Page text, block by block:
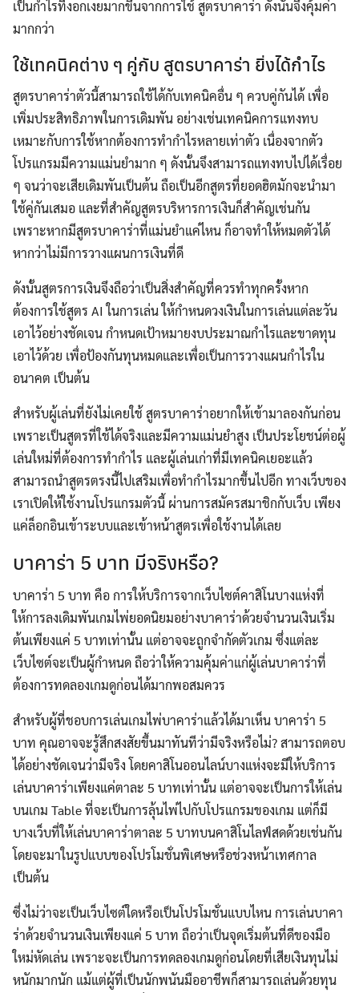
เป็นกำไรที่งอกเงยมากขึ้นจากการใช้ สูตรบาคาร่า ดังนั้นจึงคุ้มค่า
มากกว่า
ใช้เทคนิคต่าง ๆ คู่กับ สูตรบาคาร่า ยิ่งได้กำไร
สูตรบาคาร่าตัวนี้สามารถใช้ได้กับเทคนิคอื่น ๆ ควบคู่กันได้ เพื่อ
เพิ่มประสิทธิภาพในการเดิมพัน อย่างเช่นเทคนิคการแทงทบ
เหมาะกับการใช้หากต้องการทำกำไรหลายเท่าตัว เนื่องจากตัว
โปรแกรมมีความแม่นยำมาก ๆ ดังนั้นจึงสามารถแทงทบไปได้เรื่อย
ๆ จนว่าจะเสียเดิมพันเป็นต้น ถือเป็นอีกสูตรที่ยอดฮิตมักจะนำมา
ใช้คู่กันเสมอ และที่สำคัญสูตรบริหารการเงินก็สำคัญเช่นกัน
เพราะหากมีสูตรบาคาร่าที่แม่นยำแค่ไหน ก็อาจทำให้หมดตัวได้
หากว่าไม่มีการวางแผนการเงินที่ดี
ดังนั้นสูตรการเงินจึงถือว่าเป็นสิ่งสำคัญที่ควรทำทุกครั้งหาก
ต้องการใช้สูตร AI ในการเล่น ให้กำหนดวงเงินในการเล่นแต่ละวัน
เอาไว้อย่างชัดเจน กำหนดเป้าหมายงบประมาณกำไรและขาดทุน
เอาไว้ด้วย เพื่อป้องกันทุนหมดและเพื่อเป็นการวางแผนกำไรใน
อนาคต เป็นต้น
สำหรับผู้เล่นที่ยังไม่เคยใช้ สูตรบาคาร่าอยากให้เข้ามาลองกันก่อน
เพราะเป็นสูตรที่ใช้ได้จริงและมีความแม่นยำสูง เป็นประโยชน์ต่อผู้
เล่นใหม่ที่ต้องการทำกำไร และผู้เล่นเก่าที่มีเทคนิคเยอะแล้ว
สามารถนำสูตรตรงนี้ไปเสริมเพื่อทำกำไรมากขึ้นไปอีก ทางเว็บของ
เราเปิดให้ใช้งานโปรแกรมตัวนี้ ผ่านการสมัครสมาชิกกับเว็บ เพียง
แค่ล็อกอินเข้าระบบและเข้าหน้าสูตรเพื่อใช้งานได้เลย
บาคาร่า 5 บาท มีจริงหรือ?
บาคาร่า 5 บาท คือ การให้บริการจากเว็บไซต์คาสิโนบางแห่งที่
ให้การลงเดิมพันเกมไพ่ยอดนิยมอย่างบาคาร่าด้วยจำนวนเงินเริ่ม
ต้นเพียงแค่ 5 บาทเท่านั้น แต่อาจจะถูกจำกัดตัวเกม ซึ่งแต่ละ
เว็บไซต์จะเป็นผู้กำหนด ถือว่าให้ความคุ้มค่าแก่ผู้เล่นบาคาร่าที่
ต้องการทดลองเกมดูก่อนได้มากพอสมควร
สำหรับผู้ที่ชอบการเล่นเกมไพ่บาคาร่าแล้วได้มาเห็น บาคาร่า 5
บาท คุณอาจจะรู้สึกสงสัยขึ้นมาทันทีว่ามีจริงหรือไม่? สามารถตอบ
ได้อย่างชัดเจนว่ามีจริง โดยคาสิโนออนไลน์บางแห่งจะมีให้บริการ
เล่นบาคาร่าเพียงแค่ตาละ 5 บาทเท่านั้น แต่อาจจะเป็นการให้เล่น
บนเกม Table ที่จะเป็นการลุ้นไพ่ไปกับโปรแกรมของเกม แต่ก็มี
บางเว็บที่ให้เล่นบาคาร่าตาละ 5 บาทบนคาสิโนไลฟ์สดด้วยเช่นกัน
โดยจะมาในรูปแบบของโปรโมชั่นพิเศษหรือช่วงหน้าเทศกาล
เป็นต้น
ซึ่งไม่ว่าจะเป็นเว็บไซต์ใดหรือเป็นโปรโมชั่นแบบไหน การเล่นบาคา
ร่าด้วยจำนวนเงินเพียงแค่ 5 บาท ถือว่าเป็นจุดเริ่มต้นที่ดีของมือ
ใหม่หัดเล่น เพราะจะเป็นการทดลองเกมดูก่อนโดยที่เสียเงินทุนไม่
หนักมากนัก แม้แต่ผู้ที่เป็นนักพนันมืออาชีพก็สามารถเล่นด้วยทุน